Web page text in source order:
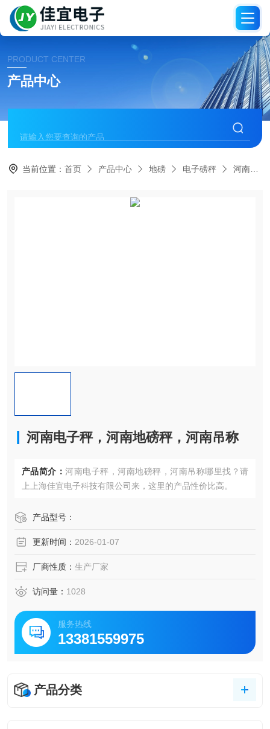
PRODUCT CENTER
产品中心
当前位置：首页 产品中心 地磅 电子磅秤 河南电子秤，河南地磅秤，河南吊称
河南电子秤，河南地磅秤，河南吊称
产品简介： 河南电子秤，河南地磅秤，河南吊称哪里找？请
上上海佳宜电子科技有限公司来，这里的产品性价比高。
产品型号：
更新时间： 2026-01-07
厂商性质： 生产厂家
访问量： 1028
服务热线
13381559975
产品分类